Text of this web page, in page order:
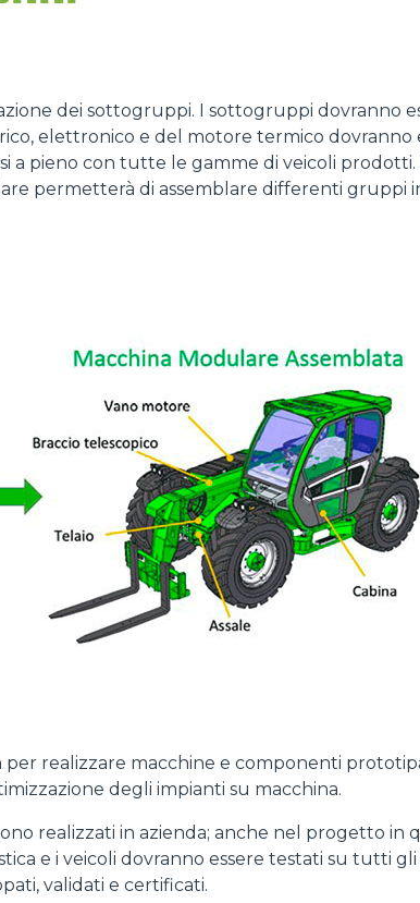
dei sottogruppi. I sottogruppi dovranno
elettronico e del motore termico dovranno
a pieno con tutte le gamme di veicoli
permetterà di assemblare differenti gruppi
realizzare macchine e componenti
degli impianti su macchina.
realizzati in azienda; anche nel progetto in
e i veicoli dovranno essere testati su tutti gli
validati e certificati.